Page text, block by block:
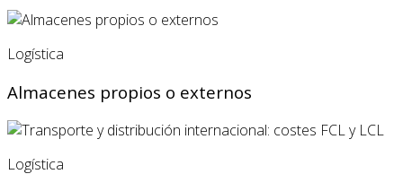
Logística
Almacenes propios o externos
Logística